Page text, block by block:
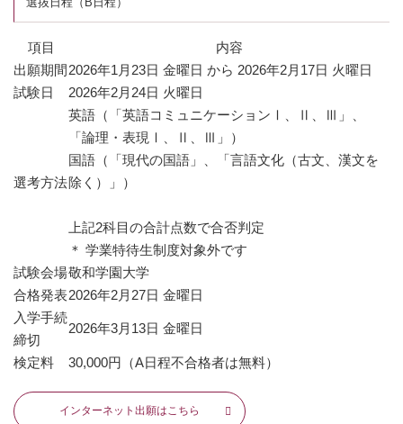
項目
内容
出願期間2026年1月23日 金曜日 から 2026年2月17日 火曜日
試験日
2026年2月24日 火曜日
選考方法
英語（「英語コミュニケーションⅠ、Ⅱ、Ⅲ」、
「論理・表現Ⅰ、Ⅱ、Ⅲ」）
国語（「現代の国語」、「言語文化（古文、漢文を
除く）」）
上記2科目の合計点数で合否判定
＊ 学業特待生制度対象外です
試験会場敬和学園大学
合格発表2026年2月27日 金曜日
入学手続
締切
2026年3月13日 金曜日
検定料 30,000円（A日程不合格者は無料）
インターネット出願はこちら